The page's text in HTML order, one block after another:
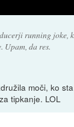
running joke,
Upam, da res.
moči, ko
tipkanje. LOL